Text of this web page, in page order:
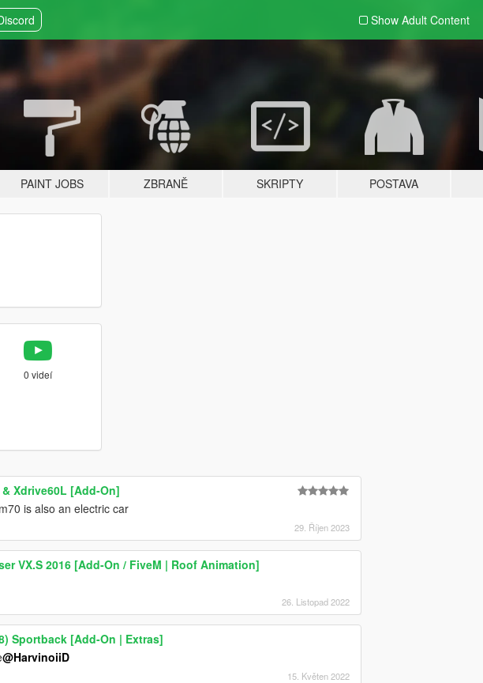
Show Adult Content
PAINT JOBS ZBRANĚ SKRIPTY POSTAVA
0 videí
& Xdrive60L [Add-On]
is also an electric car
29. Říjen 2023
VX.S 2016 [Add-On / FiveM | Roof Animation]
26. Listopad 2022
Sportback [Add-On | Extras]
@HarvinoiiD
15. Květen 2022